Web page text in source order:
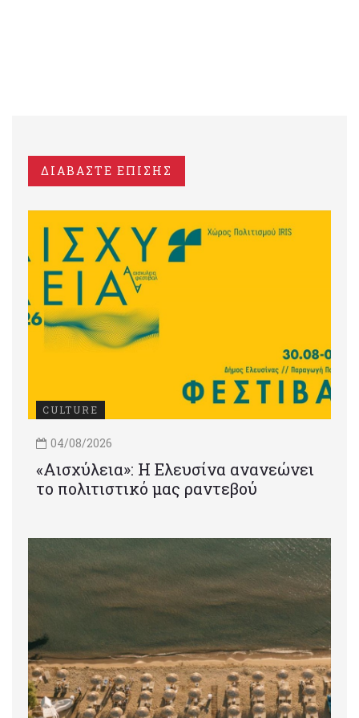
ΔΙΑΒΑΣΤΕ ΕΠΙΣΗΣ
CULTURE
04/08/2026
«Αισχύλεια»: Η Ελευσίνα ανανεώνει
το πολιτιστικό μας ραντεβού